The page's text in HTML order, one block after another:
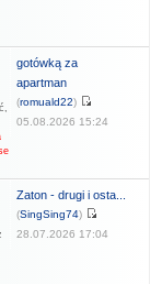
gotówką za
apartman
(romuald22)
05.08.2026 15:24
Zaton - drugi i osta...
(SingSing74)
28.07.2026 17:04